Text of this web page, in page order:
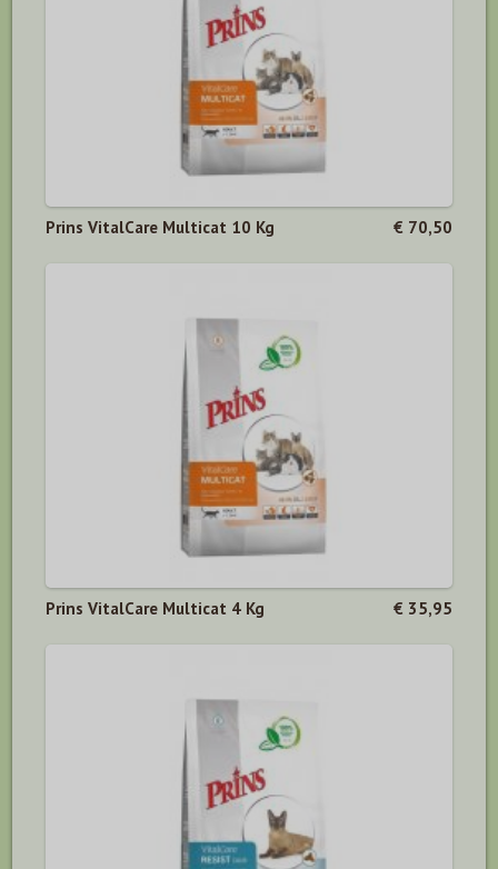
Prins VitalCare Multicat 10 Kg € 70,50
Prins VitalCare Multicat 4 Kg € 35,95